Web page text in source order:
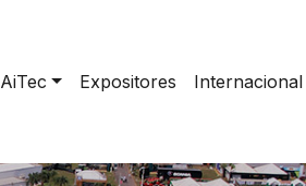
AiTec Expositores Internacional